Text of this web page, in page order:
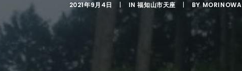
2021年9月4日 | IN福知山市天座 | BYMORINOWA